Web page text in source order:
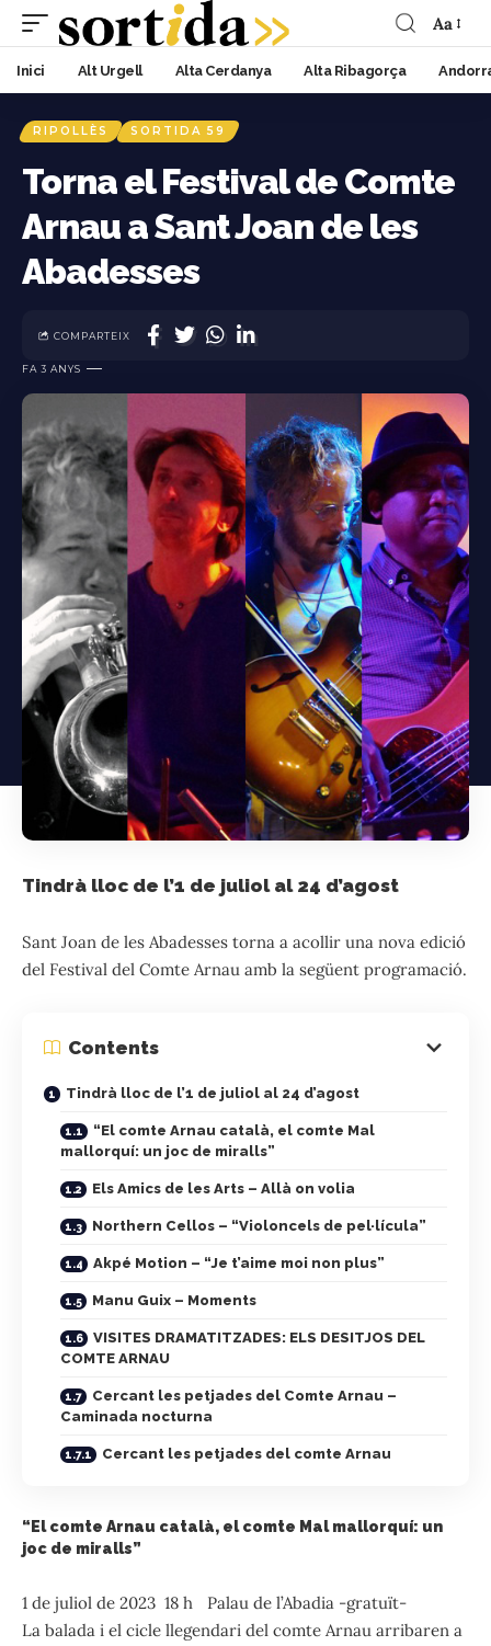
Aa
Inici Alt Urgell Alta Cerdanya Alta Ribagorça
RIPOLLÈS SORTIDA 59
Torna el Festival de Comte
Arnau a Sant Joan de les
Abadesses
FA 3 ANYS
COMPARTEIX
Tindrà lloc de l’1 de juliol al 24 d’agost
Sant Joan de les Abadesses torna a acollir una nova edició
del Festival del Comte Arnau amb la següent programació.
Contents
Tindrà lloc de l’1 de juliol al 24 d’agost
“El comte Arnau català, el comte Mal
mallorquí: un joc de miralls”
Els Amics de les Arts – Allà on volia
Northern Cellos – “Violoncels de pel·lícula”
Akpé Motion – “Je t’aime moi non plus”
Manu Guix – Moments
VISITES DRAMATITZADES: ELS DESITJOS DEL
COMTE ARNAU
Cercant les petjades del Comte Arnau –
Caminada nocturna
Cercant les petjades del comte Arnau
“El comte Arnau català, el comte Mal mallorquí: un
joc de miralls”
1 de juliol de 2023 18 h Palau de l’Abadia -gratuït-
La balada i el cicle llegendari del comte Arnau arribaren a